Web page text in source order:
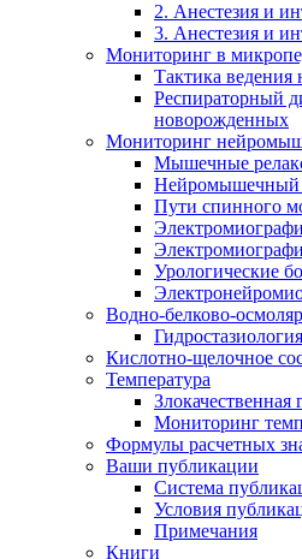
2. Анестезия и
3. Анестезия и
Мониторинг в
Тактика
Респираторный
новорожденных
Мониторинг
Мышечные
Нейромышечный
Пути спинного
Урологические
Водно-белково-
Гидростазиология
Кислотно-щелочное
Температура
Злокачественная
Мониторинг
Формулы расчетных
Ваши публикации
Система
Условия
Примечания
Книги